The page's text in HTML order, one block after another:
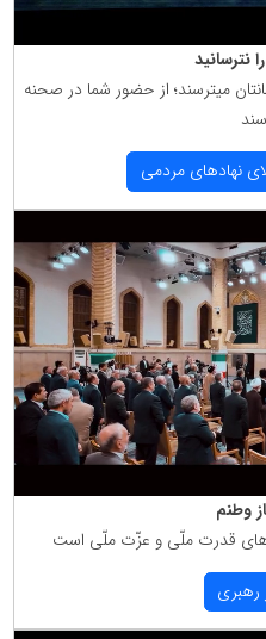
نترسانید
میترسند؛ از حضور شما در صحنه
نهادهای مردمی
وطنم
قدرت ملّی و عزّت ملّی است
رهبری